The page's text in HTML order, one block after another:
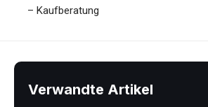
– Kaufberatung
Verwandte Artikel